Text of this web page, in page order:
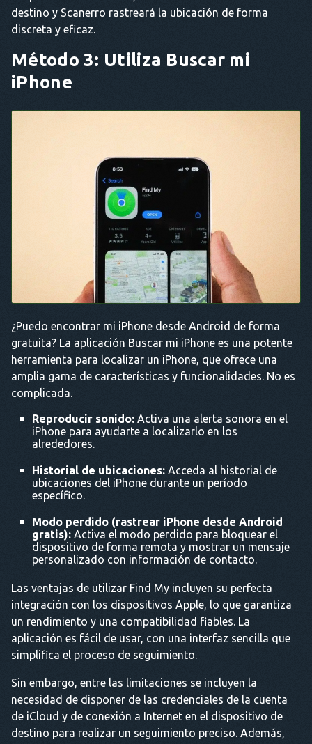
destino y Scanerro rastreará la ubicación de forma
discreta y eficaz.
Método 3: Utiliza Buscar mi
iPhone
¿Puedo encontrar mi iPhone desde Android de forma
gratuita? La aplicación Buscar mi iPhone es una potente
herramienta para localizar un iPhone, que ofrece una
amplia gama de características y funcionalidades. No es
complicada.
Reproducir sonido: Activa una alerta sonora en el
iPhone para ayudarte a localizarlo en los
alrededores.
Historial de ubicaciones: Acceda al historial de
ubicaciones del iPhone durante un período
específico.
Modo perdido (rastrear iPhone desde Android
gratis): Activa el modo perdido para bloquear el
dispositivo de forma remota y mostrar un mensaje
personalizado con información de contacto.
Las ventajas de utilizar Find My incluyen su perfecta
integración con los dispositivos Apple, lo que garantiza
un rendimiento y una compatibilidad fiables. La
aplicación es fácil de usar, con una interfaz sencilla que
simplifica el proceso de seguimiento.
Sin embargo, entre las limitaciones se incluyen la
necesidad de disponer de las credenciales de la cuenta
de iCloud y de conexión a Internet en el dispositivo de
destino para realizar un seguimiento preciso. Además,